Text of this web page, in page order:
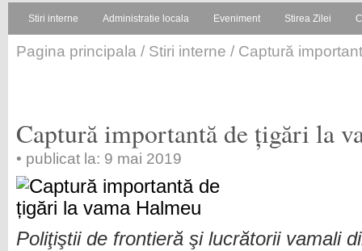
Stiri interne Administratie locala Eveniment Stirea Zilei
Pagina principala / Stiri interne / Captură
Captură importantă de țigări la
• publicat la: 9 mai 2019
Poliţiştii de frontieră şi lucrătorii vamali